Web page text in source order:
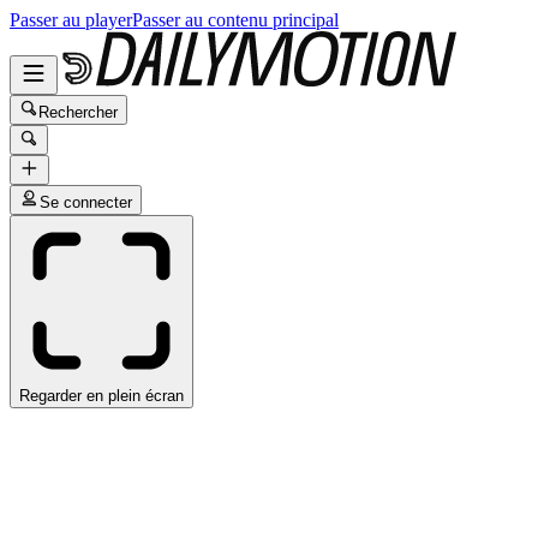
Passer au playerPasser au contenu principal
Rechercher
Se connecter
Regarder en plein écran